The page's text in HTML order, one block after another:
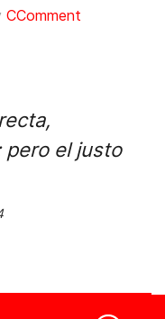
CComment
pero el justo